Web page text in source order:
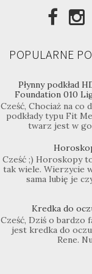
POPULARNE
Płynny podkład
Foundation 010
Cześć, Chociaż na co
podkłady typu Fit
twarz jest w
Cześć ;) Horoskopy
tak wiele. Wierzycie
sama lubię je
Kredka do
Cześć, Dziś o bardzo
jest kredka do
Rene.